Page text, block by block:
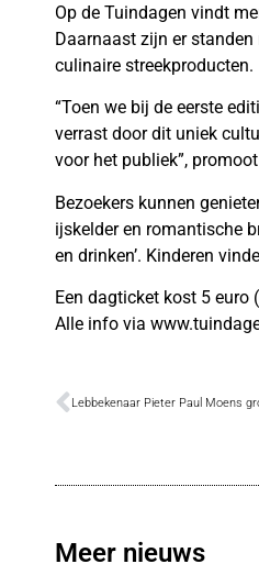
Op de Tuindagen vindt
Daarnaast zijn er
culinaire streekproducten.
“Toen we bij de eerste
verrast door dit uniek
voor het publiek”,
Bezoekers kunnen
ijskelder en romantische
en drinken’. Kinderen
Een dagticket kost 5 euro
Alle info via
Meer nieuws